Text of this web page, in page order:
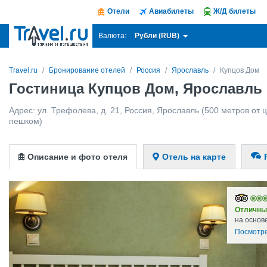
Отели Авиабилеты Ж/Д билеты
Валюта: Рубли (RUB)
Travel.ru Бронирование отелей Россия Ярославль Купцов Дом
Гостиница Купцов Дом, Ярославль
Адрес: ул. Трефолева, д. 21 Россия Ярославль (500 метров от
пешком)
Описание и фото отеля Отель на карте
на